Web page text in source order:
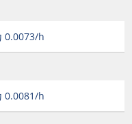
0.0073/h
0.0081/h